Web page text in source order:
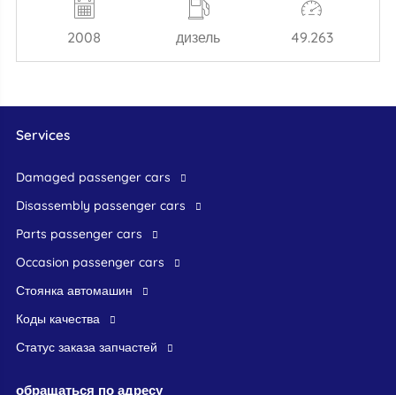
2008 дизель 49.263
Services
damaged passenger cars
disassembly passenger cars
parts passenger cars
occasion passenger cars
стоянка автомашин
Коды качества
Статус заказа запчастей
обращаться по адресу